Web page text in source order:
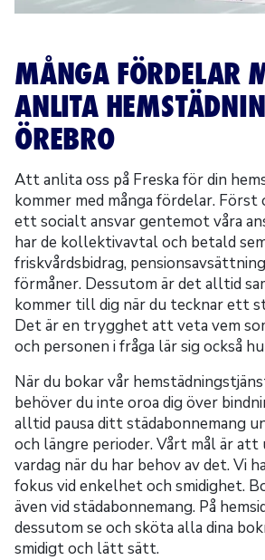
MÅNGA FÖRDELAR
ANLITA
ÖREBRO
Att anlita oss på Freska för din
kommer med många fördelar.
ett socialt ansvar gentemot våra
har de kollektivavtal och betald
friskvårdsbidrag,
förmåner. Dessutom är det alltid
kommer till dig när du tecknar ett
Det är en trygghet att veta vem
och personen i fråga lär sig också
När du bokar vår
behöver du inte oroa dig över
alltid pausa ditt städabonnemang
och längre perioder. Vårt mål är
vardag när du har behov av det. Vi
fokus vid enkelhet och smidighet.
även vid städabonnemang. På
dessutom se och sköta alla dina
smidigt och lätt sätt.